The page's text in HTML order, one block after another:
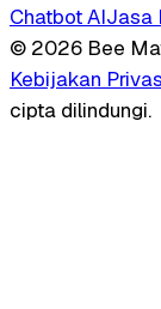
Chatbot AIJasa
© 2026 Bee
Kebijakan
cipta dilindungi.